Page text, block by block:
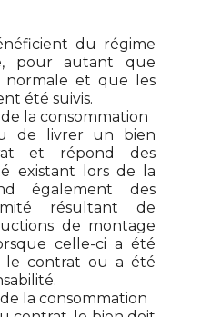
du régime
pour autant que
normale et que les
été suivis.
la consommation
de livrer un bien
et répond des
existant lors de la
également des
résultant de
de montage
celle-ci a été
le contrat ou a été
la consommation